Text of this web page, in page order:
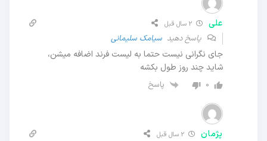
علی 2 سال قبل
پاسخ دهیدسیامک سلیمانی
جای نگرانی نیست حتما به لیست فرند اضافه میشن،
شاید چند روز طول بکشه
0 پاسخ
پژمان